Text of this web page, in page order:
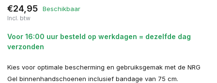
€24,95 Beschikbaar
Incl. btw
Voor 16:00 uur besteld op werkdagen = dezelfde dag
verzonden
Kies voor optimale bescherming en gebruiksgemak met de NRG
Gel binnenhandschoenen inclusief bandage van 75 cm.